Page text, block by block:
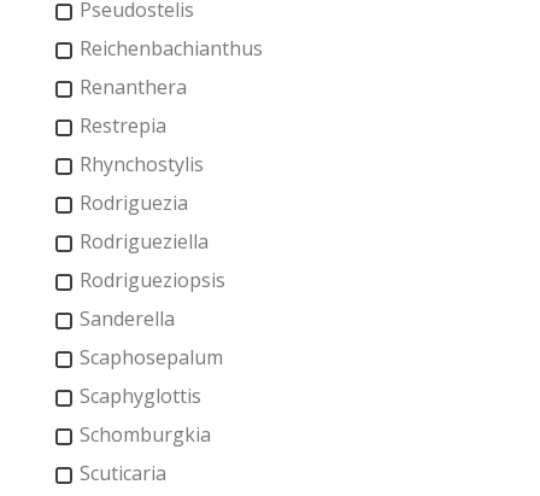
Pseudostelis
Reichenbachianthus
Renanthera
Restrepia
Rhynchostylis
Rodriguezia
Rodrigueziella
Rodrigueziopsis
Sanderella
Scaphosepalum
Scaphyglottis
Schomburgkia
Scuticaria